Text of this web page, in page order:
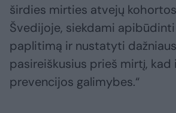
širdies mirties atvejų
Švedijoje, siekdami apibūdinti
paplitimą ir nustatyti
pasireiškusius prieš mirtį,
prevencijos galimybes.“